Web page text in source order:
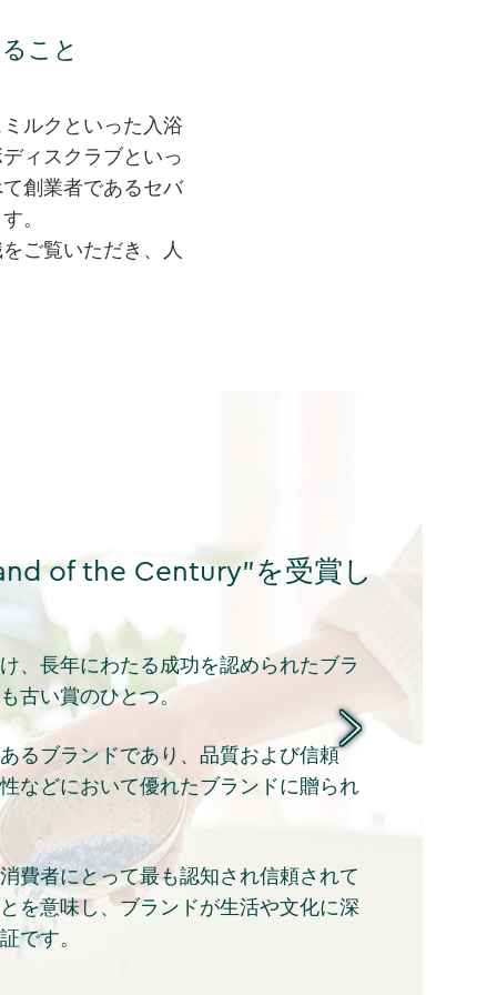
こと
ルクといった入浴
ィスクラブといっ
創業者であるセバ
。
ご覧いただき、人
of the Century”を受賞し
、長年にわたる成功を認められたブラ
古い賞のひとつ。
るブランドであり、品質および信頼
などにおいて優れたブランドに贈られ
費者にとって最も認知され信頼されて
を意味し、ブランドが生活や文化に深
です。